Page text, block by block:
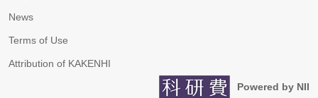
News
Terms of Use
Attribution of KAKENHI
Powered by NII